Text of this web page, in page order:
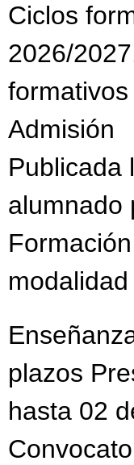
Ciclos
2026/
Admisión
Publicada
alumnado
plazos
hasta 02